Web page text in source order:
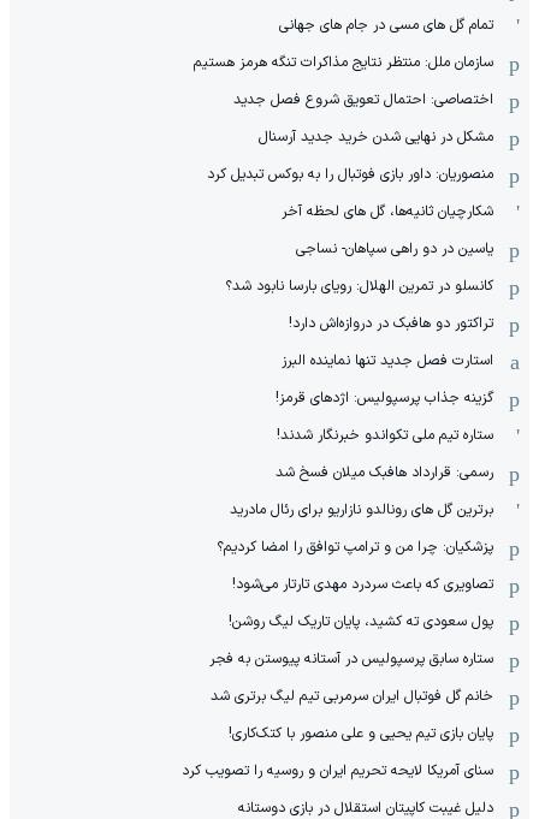
تمام گل های مسی در جام های جهانی
سازمان ملل: منتظر نتایج مذاکرات تنگه هرمز هستیم
اختصاصی: احتمال تعویق شروع فصل جدید
مشکل در نهایی شدن خرید جدید آرسنال
منصوریان: داور بازی فوتبال را به بوکس تبدیل کرد
شکارچیان ثانیه‌ها، گل های لحظه آخر
یاسین در دو راهی سپاهان- نساجی
کانسلو در تمرین الهلال: رویای بارسا نابود شد؟
تراکتور دو هافبک در دروازه‌اش دارد!
استارت فصل جدید تنها نماینده البرز
گزینه جذاب پرسپولیس: اژدهای قرمز!
ستاره تیم ملی تکواندو خبرنگار شدند!
رسمی: قرارداد هافبک میلان فسخ شد
برترین گل های رونالدو نازاریو برای رئال مادرید
پزشکیان: چرا من و ترامپ توافق را امضا کردیم؟
تصاویری که باعث سردرد مهدی تارتار می‌شود!
پول سعودی ته کشید، پایان تاریک لیگ روشن!
ستاره سابق پرسپولیس در آستانه پیوستن به فجر
خانم گل فوتبال ایران سرمربی تیم لیگ برتری شد
پایان بازی تیم یحیی و علی منصور با کتک‌کاری!
سنای آمریکا لایحه تحریم ایران و روسیه را تصویب کرد
دلیل غیبت کاپیتان استقلال در بازی دوستانه